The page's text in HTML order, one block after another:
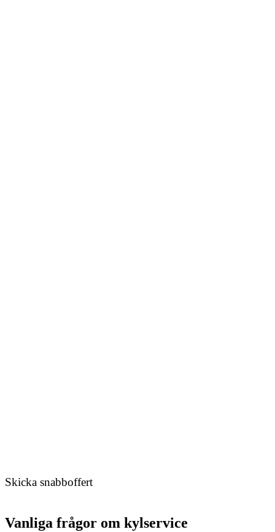
Skicka snabboffert
Vanliga frågor om kylservice